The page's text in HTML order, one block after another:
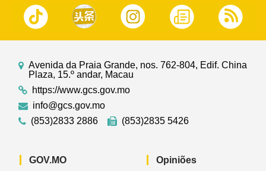
Avenida da Praia Grande, nos. 762-804, Edif. China
Plaza, 15.º andar, Macau
https://www.gcs.gov.mo
info@gcs.gov.mo
(853)2833 2886
(853)2835 5426
GOV.MO Opiniões